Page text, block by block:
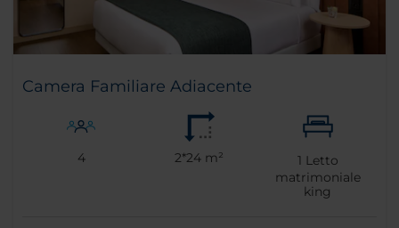
Camera Familiare Adiacente
4 2*24 m² 1 Letto
matrimoniale
king